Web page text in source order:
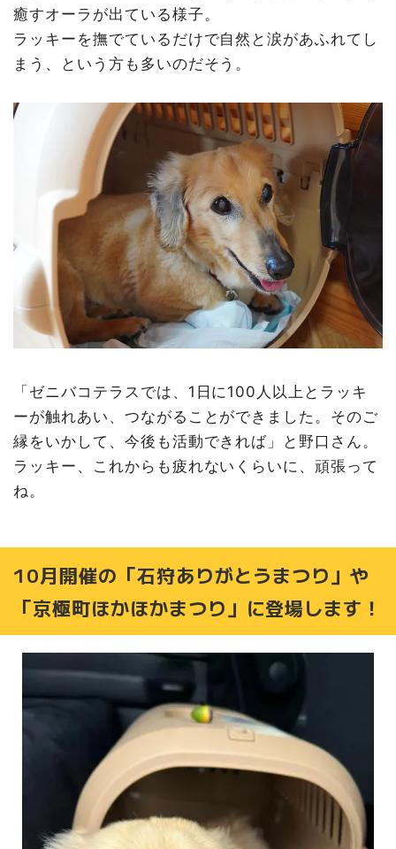
癒すオーラが出ている様子。
ラッキーを撫でているだけで自然と涙があふれてし
まう、という方も多いのだそう。
「ゼニバコテラスでは、1日に100人以上とラッキ
ーが触れあい、つながることができました。そのご
縁をいかして、今後も活動できれば」と野口さん。
ラッキー、これからも疲れないくらいに、頑張って
ね。
10月開催の「石狩ありがとうまつり」や
「京極町ほかほかまつり」に登場します！